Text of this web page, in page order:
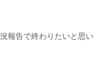
報告で終わりたいと思